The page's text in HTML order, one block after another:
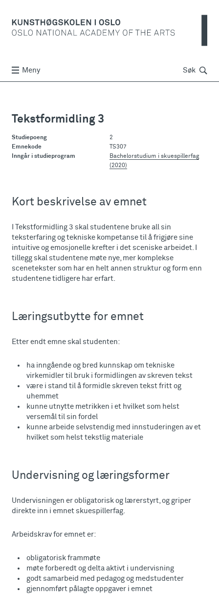
Meny Søk Søk
Tekstformidling 3
Studiepoeng
2
Emnekode
TS307
Inngår i studieprogram
Bachelorstudium i skuespillerfag
(2020)
Kort beskrivelse av emnet
I Tekstformidling 3 skal studentene bruke all sin
teksterfaring og tekniske kompetanse til å frigjøre sine
intuitive og emosjonelle krefter i det sceniske arbeidet. I
tillegg skal studentene møte nye, mer komplekse
scenetekster som har en helt annen struktur og form enn
studentene tidligere har erfart.
Læringsutbytte for emnet
Etter endt emne skal studenten:
ha inngående og bred kunnskap om tekniske
virkemidler til bruk i formidlingen av skreven tekst
være i stand til å formidle skreven tekst fritt og
uhemmet
kunne utnytte metrikken i et hvilket som helst
versemål til sin fordel
kunne arbeide selvstendig med innstuderingen av et
hvilket som helst tekstlig materiale
Undervisning og læringsformer
Undervisningen er obligatorisk og lærerstyrt, og griper
direkte inn i emnet skuespillerfag.
Arbeidskrav for emnet er:
obligatorisk frammøte
møte forberedt og delta aktivt i undervisning
godt samarbeid med pedagog og medstudenter
gjennomført pålagte oppgaver i emnet